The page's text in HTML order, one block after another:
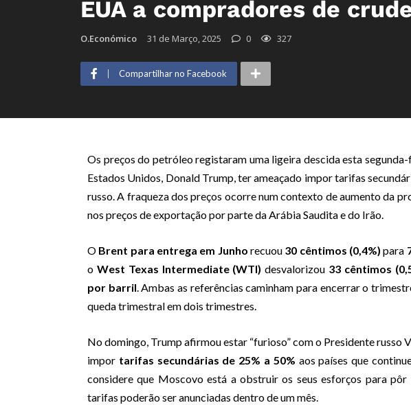
EUA a compradores de
O.Económico 31 de Março, 2025 0 327
Compartilhar no Facebook
Os preços do petróleo registaram uma ligeira descida esta
Estados Unidos, Donald Trump, ter ameaçado impor tarifas
russo. A fraqueza dos preços ocorre num contexto de aumento da
nos preços de exportação por parte da Arábia Saudita e do Irão.
O Brent para entrega em Junho recuou 30 cêntimos (0,4%) para
o West Texas Intermediate (WTI) desvalorizou 33 cêntimos
por barril. Ambas as referências caminham para encerrar o
queda trimestral em dois trimestres.
No domingo, Trump afirmou estar “furioso” com o Presidente russo
impor tarifas secundárias de 25% a 50% aos países que
considere que Moscovo está a obstruir os seus esforços para
tarifas poderão ser anunciadas dentro de um mês.